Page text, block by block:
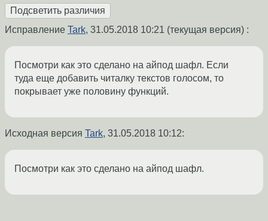
Исправление Tark, 31.05.2018 10:21 (текущая версия) :
Посмотри как это сделано на айпод шафл. Если
туда еще добавить читалку текстов голосом, то
покрывает уже половину функций.
Исходная версия Tark, 31.05.2018 10:12:
Посмотри как это сделано на айпод шафл.